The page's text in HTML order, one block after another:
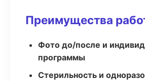
Преимущества
Фото до/после и
программы
Стерильность и